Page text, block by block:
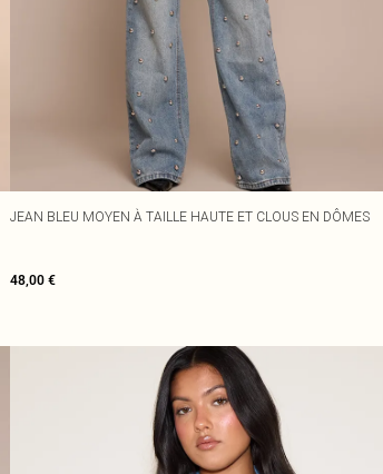
JEAN BLEU MOYEN À TAILLE HAUTE ET CLOUS EN DÔMES
48,00 €